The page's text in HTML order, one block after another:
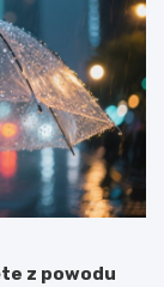
z powodu